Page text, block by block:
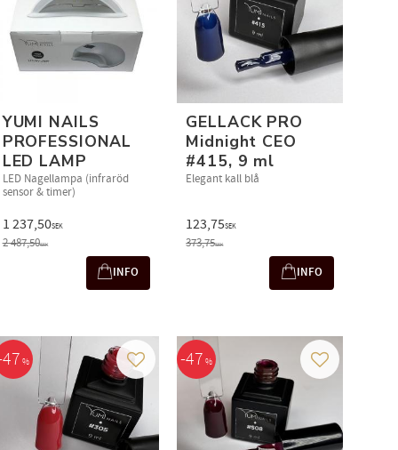
YUMI NAILS
PROFESSIONAL
LED LAMP
LED Nagellampa (infraröd
sensor & timer)
1 237,50SEK
2 487,50SEK
INFO
GELLACK PRO
Midnight CEO
#415, 9 ml
Elegant kall blå
123,75SEK
373,75SEK
INFO
favoriter
47 % Lägg till i favoriter
47 % Lägg till i